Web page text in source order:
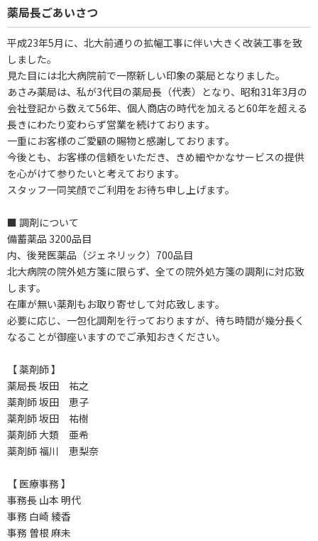
薬局長ごあいさつ
平成23年5月に、北大前通りの拡幅工事に伴い大きく改装工事を致
しました。
見た目には北大病院前で一際新しい印象の薬局となりました。
あさみ薬局は、私が3代目の薬局長（代表）となり、昭和31年3月の
会社登記から数えて56年、個人商店の時代を加えると60年を超える
長きにわたり変わらず営業を続けております。
一重にお客様のご愛顧の賜物と感謝しております。
今後とも、お客様の信頼をいただき、きめ細やかなサービスの提供
を心がけて参りたいと考えております。
スタッフ一同笑顔でご利用をお待ち申し上げます。
■ 調剤について
備蓄薬品 3200品目
内、後発医薬品（ジェネリック）700品目
北大病院の院外処方箋に限らず、全ての院外処方箋の調剤に対応致
します。
在庫が無い薬剤もお取り寄せして対応致します。
必要に応じ、一包化調剤を行っておりますが、待ち時間が幾分長く
なることが御座いますのでご承知おきください。
【 薬剤師 】
薬局長 坂田 祐之
薬剤師 坂田 恵子
薬剤師 坂田 祐樹
薬剤師 大類 亜希
薬剤師 福川 恵梨奈
【 医療事務 】
事務長 山本 明代
事務 白崎 綾香
事務 曽根 麻未